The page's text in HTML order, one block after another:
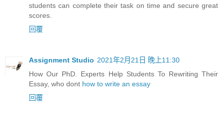
students can complete their task on time and secure great
scores.
回覆
Assignment Studio 2021年2月21日 晚上11:30
How Our PhD. Experts Help Students To Rewriting Their
Essay, who dont how to write an essay
回覆